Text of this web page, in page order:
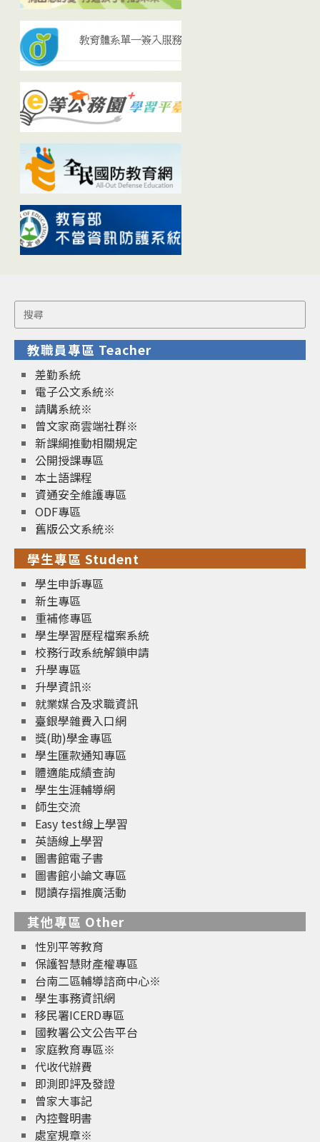
Search
for:
教職員專區 Teacher
差勤系統
電子公文系統※
請購系統※
曾文家商雲端社群※
新課綱推動相關規定
公開授課專區
本土語課程
資通安全維護專區
ODF專區
舊版公文系統※
學生專區 Student
學生申訴專區
新生專區
重補修專區
學生學習歷程檔案系統
校務行政系統解鎖申請
升學專區
升學資訊※
就業媒合及求職資訊
臺銀學雜費入口網
獎(助)學金專區
學生匯款通知專區
體適能成績查詢
學生生涯輔導網
師生交流
Easy test線上學習
英語線上學習
圖書館電子書
圖書館小論文專區
閱讀存摺推廣活動
其他專區 Other
性別平等教育
保護智慧財產權專區
台南二區輔導諮商中心※
學生事務資訊網
移民署ICERD專區
國教署公文公告平台
家庭教育專區※
代收代辦費
即測即評及發證
曾家大事記
內控聲明書
處室規章※